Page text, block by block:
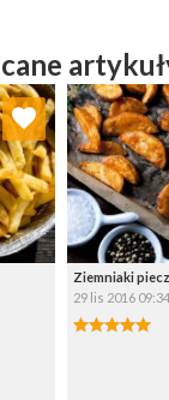
listę:
Ziemniaki
29 lis 2016 09:34
5.00/5